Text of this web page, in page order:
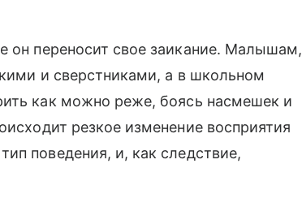
он переносит свое заикание. Малышам,
и сверстниками, а в школьном
как можно реже, боясь насмешек и
резкое изменение восприятия
поведения, и, как следствие,